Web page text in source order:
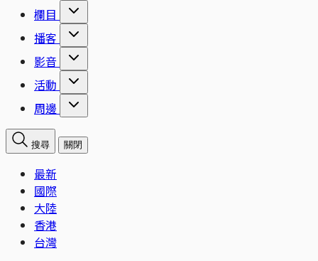
欄目
播客
影音
活動
周邊
搜尋 關閉
最新
國際
大陸
香港
台灣